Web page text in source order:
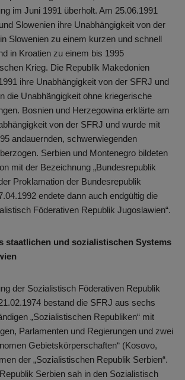
im Juni 1991 überholt. Am 25.06.1991
Slowenien ihre Unabhängigkeit von der
Slowenien zu einem kurzen und schnell
in Kroatien zu einem bis 1995
Krieg. Die Republik Makedonien
ihre Unabhängigkeit von der SFRJ und
die Unabhängigkeit ohne kriegerische
Bosnien und Herzegowina erklärte am
von der SFRJ und wurde mit
andauernden, schwerwiegenden
Serbien und Montenegro bildeten
mit der Bezeichnung „Bundesrepublik
Proklamation der Bundesrepublik
endete dann auch endgültig die
Föderativen Republik Jugoslawien“.
staatlichen und sozialistischen Systems
der Sozialistisch Föderativen Republik
bestand die SFRJ aus sechs
„Sozialistischen Republiken“ mit
Parlamenten und Regierungen und zwei
Gebietskörperschaften“ (Kosovo,
der „Sozialistischen Republik Serbien“.
Serbien sah in den Sozialistisch